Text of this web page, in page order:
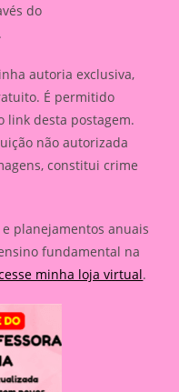
do
.
autoria exclusiva,
É permitido
link desta postagem.
não autorizada
constitui crime
planejamentos anuais
fundamental na
minha loja virtual.